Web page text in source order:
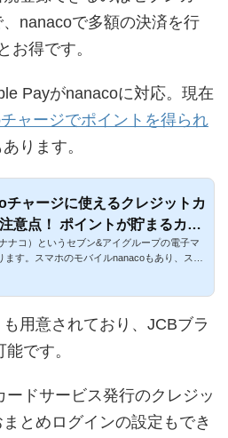
nanacoで多額の決済を行
お得です。
Payがnanacoに対応。現在
ャージでポイントを得られ
あります。
チャージに使えるクレジットカ
意点！ ポイントが貯まるカー
ナコ）というセブン&アイグループの電子マ
ます。スマホのモバイルnanacoもあり、スマ
用意されており、JCBブラ
です。
ドサービス発行のクレジッ
とめログインの設定もでき